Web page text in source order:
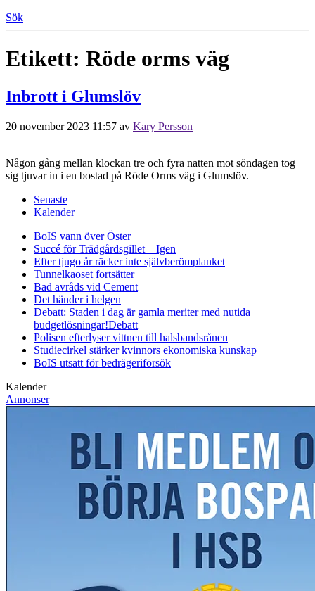
Sök
Etikett: Röde orms väg
Inbrott i Glumslöv
20 november 2023 11:57 av Kary Persson
Någon gång mellan klockan tre och fyra natten mot söndagen tog
sig tjuvar in i en bostad på Röde Orms väg i Glumslöv.
Senaste
Kalender
BoIS vann över Öster
Succé för Trädgårdsgillet – Igen
Efter tjugo år räcker inte självberömplanket
Tunnelkaoset fortsätter
Bad avråds vid Cement
Det händer i helgen
Debatt: Staden i dag är gamla meriter med nutida
budgetlösningar!Debatt
Polisen efterlyser vittnen till halsbandsrånen
Studiecirkel stärker kvinnors ekonomiska kunskap
BoIS utsatt för bedrägeriförsök
Kalender
Annonser